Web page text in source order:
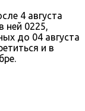
4 августа
ней 0225,
до 04 августа
и в